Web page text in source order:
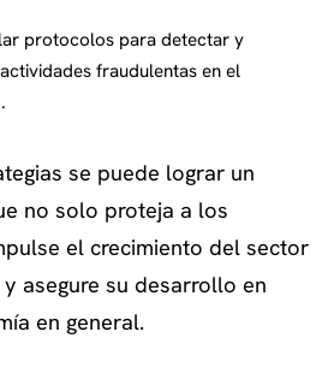
protocolos para detectar y
fraudulentas en el
se puede lograr un
no solo proteja a los
el crecimiento del sector
asegure su desarrollo en
en general.